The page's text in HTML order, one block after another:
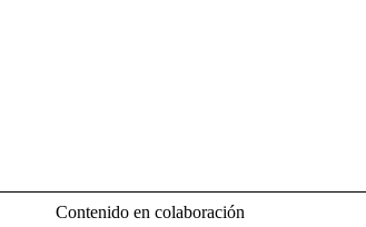
Contenido en colaboración